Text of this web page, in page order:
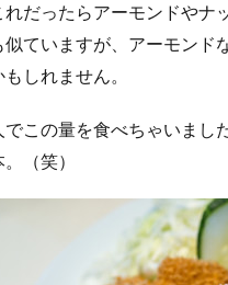
れだったらアーモンドや
似ていますが、アーモンド
しれません。
この量を食べちゃいまし
（笑）